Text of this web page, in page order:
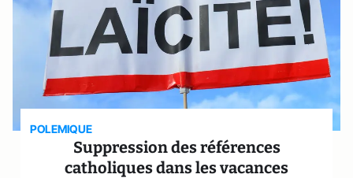
POLEMIQUE
Suppression des références
catholiques dans les vacances